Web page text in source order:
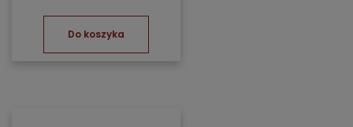
Do koszyka